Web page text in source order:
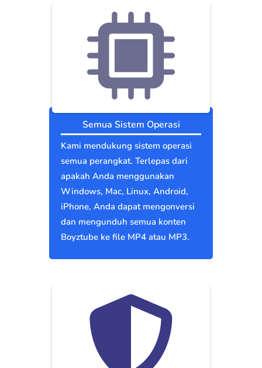
Semua Sistem Operasi
Kami mendukung sistem operasi
semua perangkat. Terlepas dari
apakah Anda menggunakan
Windows, Mac, Linux, Android,
iPhone, Anda dapat mengonversi
dan mengunduh semua konten
Boyztube ke file MP4 atau MP3.